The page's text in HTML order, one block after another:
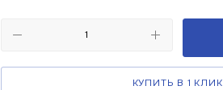
КУПИТЬ В 1 КЛИК